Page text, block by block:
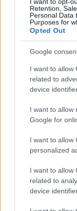
Retention,
Personal Data
Purposes for
Opted Out
Google
I want to allow
related to
device
I want to allow
Google for
I want to allow
personalized
I want to allow
related to
device
23/10/2019
Μια Γιαπωνέζα
στο πιάτο μας
09/02/2018